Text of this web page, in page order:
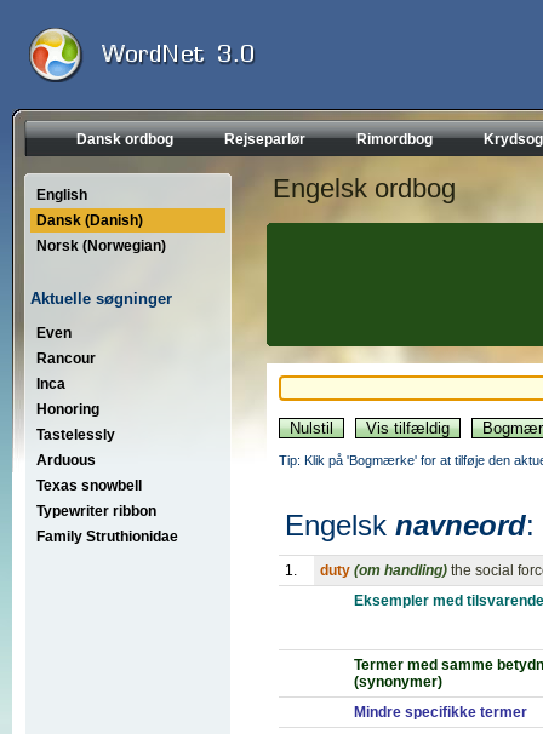
Dansk ordbog Rejseparlør Rimordbog
English
Dansk (Danish)
Norsk (Norwegian)
Aktuelle søgninger
Even
Rancour
Inca
Honoring
Tastelessly
Arduous
Texas snowbell
Typewriter ribbon
Family Struthionidae
Engelsk ordbog
Tip: Klik på 'Bogmærke' for at tilføje den
Engelsk navneord:
1. duty (om handling) the social
Eksempler med
Termer med samme
(synonymer)
Mindre specifikke termer